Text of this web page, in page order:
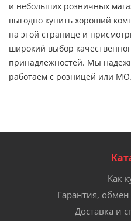
и небольших розничных
выгодно купить хороший
на этой странице и
широкий выбор
принадлежностей. Мы
работаем с розницей или МО.
Как
Гарантия,
Доставка и